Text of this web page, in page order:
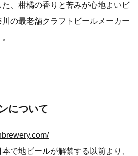
、柑橘の香りと苦みが心地よいビ
の最老舗クラフトビールメーカー
について
で地ビールが解禁する以前より、